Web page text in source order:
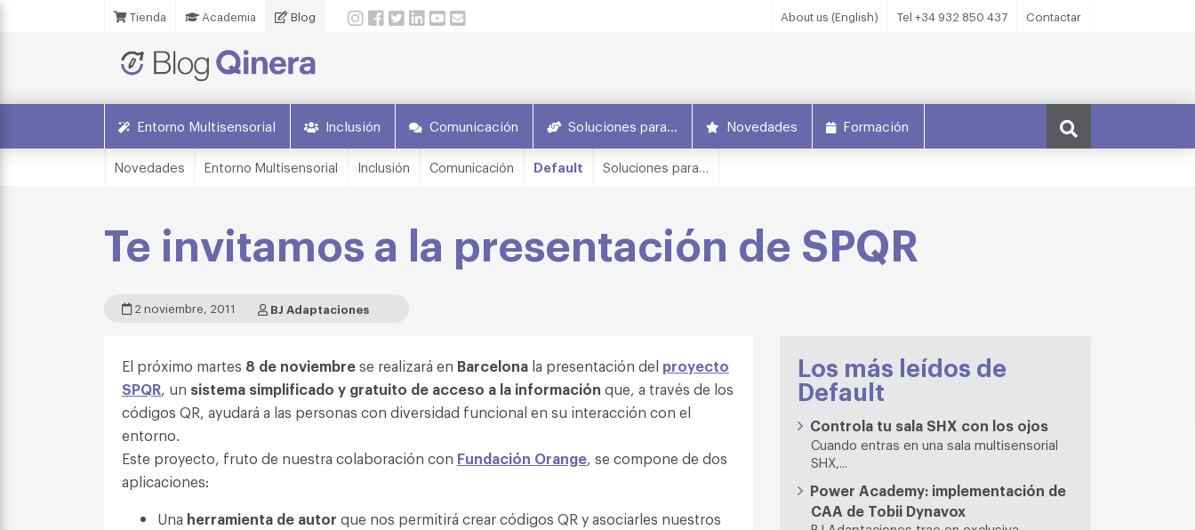
Tienda Academia Blog About us (English) Tel +34 932 850 437 Contactar
Entorno Multisensorial Inclusión Comunicación Soluciones para… Novedades Formación
Novedades Entorno Multisensorial Inclusión Comunicación Default Soluciones para…
Te invitamos a la presentación de SPQR
2 noviembre, 2011 BJ Adaptaciones
El próximo martes 8 de noviembrese realizará en Barcelona la presentación del proyecto
SPQR, un sistema simplificado y gratuito de acceso a la información que, a través de los
códigos QR, ayudará a las personas con diversidad funcional en su interacción con el
entorno.
Este proyecto, fruto de nuestra colaboración con Fundación Orange, se compone de dos
aplicaciones:
Una herramienta de autor que nos permitirá crear códigos QR y asociarles nuestros
Los más leídos de
Default
Controla tu sala SHX con los ojos
Cuando entras en una sala multisensorial
SHX,...
Power Academy: implementación de
CAA de Tobii Dynavox